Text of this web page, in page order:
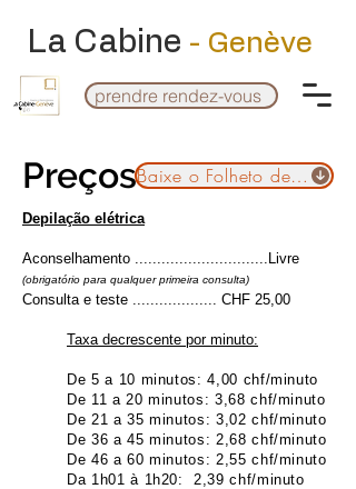
La Cabine - Genève
prendre rendez-vous
Preços Baixe o Folheto de Preços
Depilação elétrica
Aconselhamento .............................. Livre
(obrigatório para qualquer primeira consulta)
Consulta e teste ................... CHF 25,00
Taxa decrescente por minuto:
De 5 a 10 minutos: 4,00 chf/minuto
De 11 a 20 minutos: 3,68 chf/minuto
De 21 a 35 minutos: 3,02 chf/minuto
De 36 a 45 minutos: 2,68 chf/minuto
De 46 a 60 minutos: 2,55 chf/minuto
Da 1h01 à 1h20: 2,39 chf/minuto